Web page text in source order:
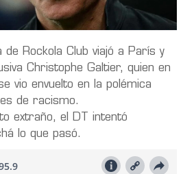
de Rockola Club viajó a París y
Christophe Galtier, quien en
vio envuelto en la polémica
de racismo.
extraño, el DT intentó
lo que pasó.